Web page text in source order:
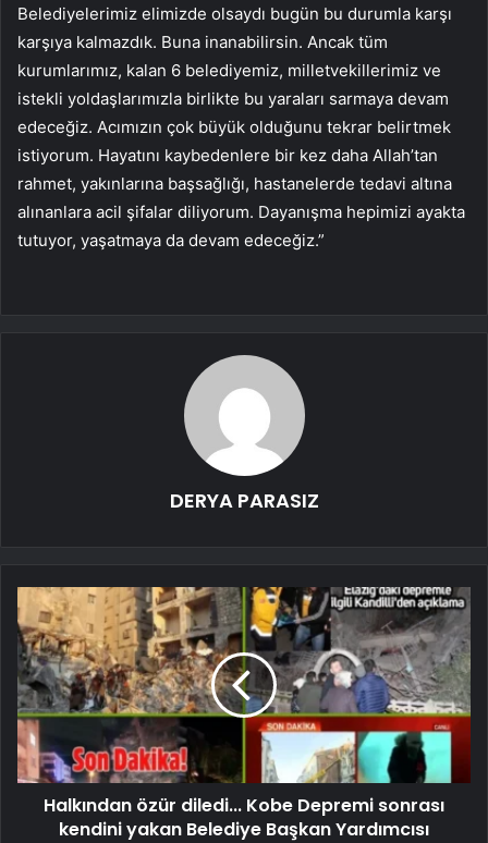
Belediyelerimiz elimizde olsaydı bugün bu durumla karşı
karşıya kalmazdık. Buna inanabilirsin. Ancak tüm
kurumlarımız, kalan 6 belediyemiz, milletvekillerimiz ve
istekli yoldaşlarımızla birlikte bu yaraları sarmaya devam
edeceğiz. Acımızın çok büyük olduğunu tekrar belirtmek
istiyorum. Hayatını kaybedenlere bir kez daha Allah’tan
rahmet, yakınlarına başsağlığı, hastanelerde tedavi altına
alınanlara acil şifalar diliyorum. Dayanışma hepimizi ayakta
tutuyor, yaşatmaya da devam edeceğiz.”
DERYA PARASIZ
Halkından özür diledi... Kobe Depremi sonrası
kendini yakan Belediye Başkan Yardımcısı